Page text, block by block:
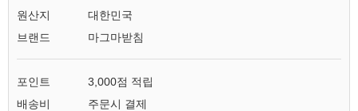
원산지
대한민국
브랜드
마그마받침
포인트
3,000점 적립
배송비
주문시 결제